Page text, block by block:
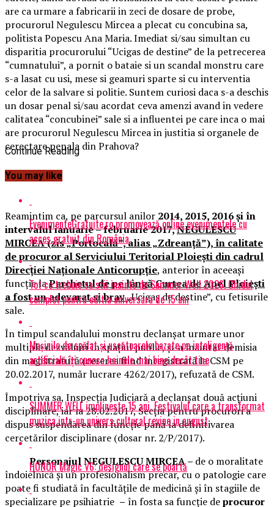
are ca urmare a fabricarii in zeci de dosare de probe,
procurorul Negulescu Mircea a plecat cu concubina sa,
politista Popescu Ana Maria. Imediat si/sau simultan cu
disparitia procurorului “Ucigas de destine” de la petrecerea
“cumnatului”, a pornit o bataie si un scandal monstru care
s-a lasat cu usi, mese si geamuri sparte si cu interventia
celor de la salvare si politie. Suntem curiosi daca s-a deschis
un dosar penal si/sau acordat ceva amenzi avand in vedere
calitatea “concubinei” sale si a influentei pe care inca o mai
are procurorul Negulescu Mircea in justitia si organele de
cerectare penala din Prahova?
Reamintim ca, pe parcursul anilor 2014, 2015, 2016 şi în
intervalul ianuarie – februarie 2017,NEGULESCU
MIRCEA (zis „Portocală”, alias „Zdreanţă”), în calitate
de procuror al Serviciului Teritorial Ploieşti din cadrul
Direcţiei Naţionale Anticorupţie, anterior în aceeaşi
funcţie laParchetul de pe lângă Curtea de Apel Ploieşti
a fost un adevarat si brav„Ucigaş de destine”, cu fetisurile
sale.
În timpul scandalului monstru declanşat urmare unor
multiple dezvăluiri în spaţiul public, şi-a înaintat demisia
din magistratură (cererea fiind înregistrată la CSM pe
20.02.2017, număr lucrare 4262/2017), refuzată de CSM.
Împotriva sa, Inspecţia Judiciară a declanşat două acţiuni
disciplinare, iar la 28.02.2017, Secţia pentru procurori a
dispus suspendarea din funcţie până la definitivarea
cercetărilor disciplinare (dosar nr. 2/P/2017).
Personajul NEGULESCU MIRCEA – de o moralitate
îndoielnică şi un profesionalism precar, cu o patologie care
poate fi studiată în facultăţile de medicină şi în stagiile de
specializare pe psihiatrie – în fosta sa funcţie deprocuror
Continue Reading
You may like
EvenimenteGratuite.ro promovează online evenimentele cu
acces gratuit din România
Tot ce trebuie sa stii inainte de Summer Well 2026. Ghidul
complet pentru editia aniversara de 15 ani
Mașinile de spălat și uscătoarele bazate pe inteligență
artificială îți cunosc hainele mai bine decât tine
SUMMER WELL implineste 15 ani. Festivalul care a transformat
muzica intr-un univers cultural revine in august
HONOR Magic V6: designul care se poartă